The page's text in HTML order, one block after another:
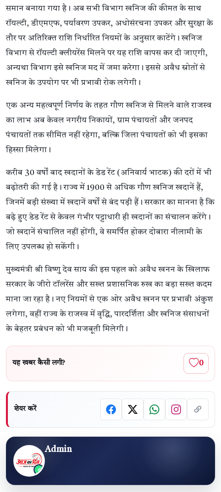
समान बनाया गया है। अब सभी विभाग खनिज की कीमत के साथ
रॉयल्टी, डीएमएफ, पर्यावरण उपकर, अधोसंरचना उपकर और सुरक्षा के
तौर पर अतिरिक्त राशि निर्धारित नियमों के अनुसार काटेंगे। खनिज
विभाग से रॉयल्टी क्लीयरेंस मिलने पर यह राशि वापस कर दी जाएगी,
अन्यथा विभाग इसे खनिज मद में जमा करेगा। इससे अवैध स्रोतों से
खनिज के उपयोग पर भी प्रभावी रोक लगेगी।
एक अन्य महत्वपूर्ण निर्णय के तहत गौण खनिज से मिलने वाले राजस्व
का लाभ अब केवल नगरीय निकायों, ग्राम पंचायतों और जनपद
पंचायतों तक सीमित नहीं रहेगा, बल्कि जिला पंचायतों को भी इसका
हिस्सा मिलेगा।
करीब 30 वर्षों बाद खदानों के डेड रेंट (अनिवार्य भाटक) की दरों में भी
बढ़ोतरी की गई है। राज्य में 1900 से अधिक गौण खनिज खदानें हैं,
जिनमें बड़ी संख्या में खदानें वर्षों से बंद पड़ी हैं। सरकार का मानना है कि
बढ़े हुए डेड रेंट से केवल गंभीर पट्टाधारी ही खदानों का संचालन करेंगे।
जो खदानें संचालित नहीं होंगी, वे समर्पित होकर दोबारा नीलामी के
लिए उपलब्ध हो सकेंगी।
मुख्यमंत्री श्री विष्णु देव साय की इस पहल को अवैध खनन के खिलाफ
सरकार के जीरो टॉलरेंस और सख्त प्रशासनिक रुख का बड़ा सख्त कदम
माना जा रहा है। नए नियमों से एक ओर अवैध खनन पर प्रभावी अंकुश
लगेगा, वहीं राज्य के राजस्व में वृद्धि, पारदर्शिता और खनिज संसाधनों
के बेहतर प्रबंधन को भी मजबूती मिलेगी।
यह खबर कैसी लगी? 0
शेयर करें
Admin